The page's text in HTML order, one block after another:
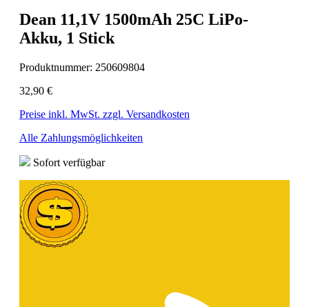
Dean 11,1V 1500mAh 25C LiPo-
Akku, 1 Stick
Produktnummer: 250609804
32,90 €
Preise inkl. MwSt. zzgl. Versandkosten
Alle Zahlungsmöglichkeiten
Sofort verfügbar